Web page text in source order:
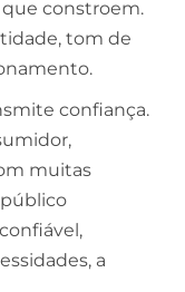
constroem.
tom de
confiança.
muitas
a